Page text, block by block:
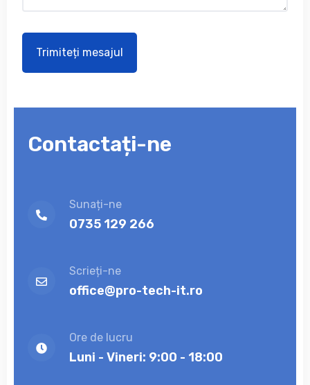
Contactați-ne
Sunați-ne
0735 129 266
Scrieți-ne
office@pro-tech-it.ro
Ore de lucru
Luni - Vineri: 9:00 - 18:00